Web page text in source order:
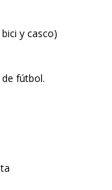
y casco)
fútbol.